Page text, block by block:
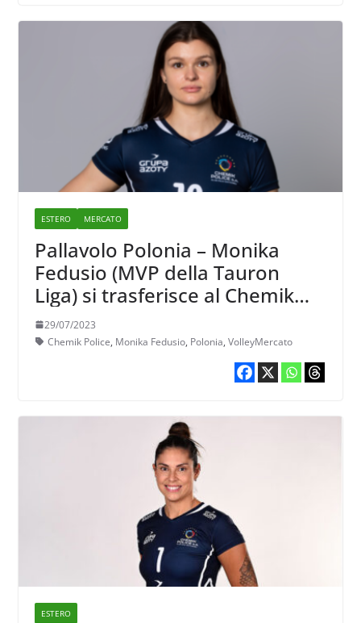
ESTERO MERCATO
Pallavolo Polonia – Monika
Fedusio (MVP della Tauron
Liga) si trasferisce al Chemik
Police
29/07/2023
Chemik Police, Monika Fedusio, Polonia, VolleyMercato
ESTERO